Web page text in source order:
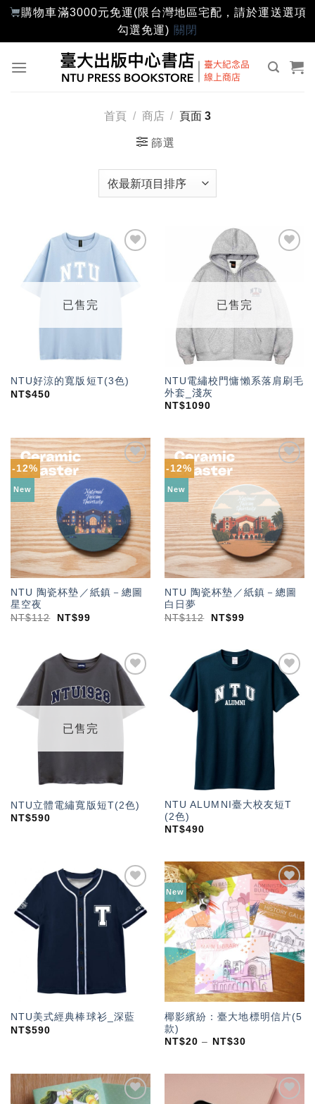
購物車滿3000元免運(限台灣地區宅配，請於運送選項
勾選免運) 關閉
首頁 / 商店 / 頁面 3
篩選
加入
「願
望輕
已售完
NTU好涼的寬版短T(3色)
NT$450
已售完
NTU電繡校門慵懶系落肩刷毛
外套_淺灰
NT$1090
-12%
New
加入
「願
望輕
單」
NTU 陶瓷杯墊／紙鎮－總圖
星空夜
NT$112 NT$99
-12%
New
加入
「願
望輕
單」
NTU 陶瓷杯墊／紙鎮－總圖
白日夢
NT$112 NT$99
加入
「願
望輕
單」
已售完
NTU立體電繡寬版短T(2色)
NT$590
加入
「願
望輕
NTU ALUMNI臺大校友短T
(2色)
NT$490
加入
「願
望輕
單」
NTU美式經典棒球衫_深藍
NT$590
New
加入
「願
望輕
單」
椰影繽紛：臺大地標明信片(5
款)
NT$20 – NT$30